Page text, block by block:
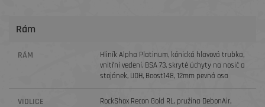
Rám
RÁM
Hliník Alpha Platinum, kónická hlavová trubka,
vnitřní vedení, BSA 73, skryté úchyty na nosič a
stojánek, UDH, Boost148, 12mm pevná osa
VIDLICE
RockShox Recon Gold RL, pružina DebonAir,